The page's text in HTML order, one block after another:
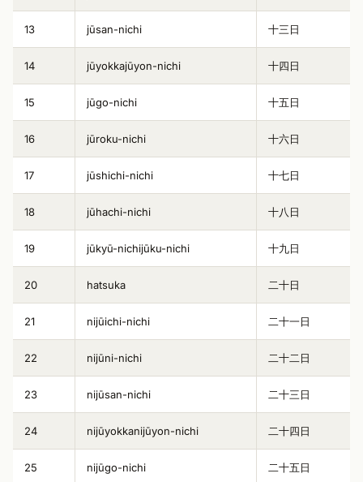
13 jūsan-nichi 十三日
14 jūyokkajūyon-nichi 十四日
15 jūgo-nichi 十五日
16 jūroku-nichi 十六日
17 jūshichi-nichi 十七日
18 jūhachi-nichi 十八日
19 jūkyū-nichijūku-nichi 十九日
20 hatsuka 二十日
21 nijūichi-nichi 二十一日
22 nijūni-nichi 二十二日
23 nijūsan-nichi 二十三日
24 nijūyokkanijūyon-nichi 二十四日
25 nijūgo-nichi 二十五日